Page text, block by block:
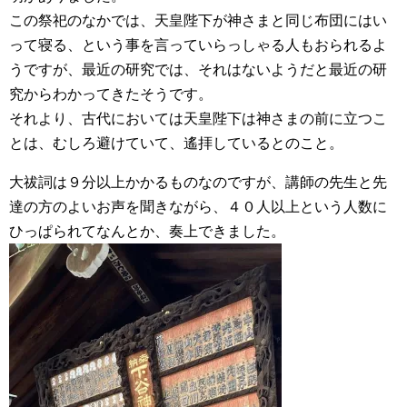
この祭祀のなかでは、天皇陛下が神さまと同じ布団にはい
って寝る、という事を言っていらっしゃる人もおられるよ
うですが、最近の研究では、それはないようだと最近の研
究からわかってきたそうです。
それより、古代においては天皇陛下は神さまの前に立つこ
とは、むしろ避けていて、遙拝しているとのこと。
大祓詞は９分以上かかるものなのですが、講師の先生と先
達の方のよいお声を聞きながら、４０人以上という人数に
ひっぱられてなんとか、奏上できました。